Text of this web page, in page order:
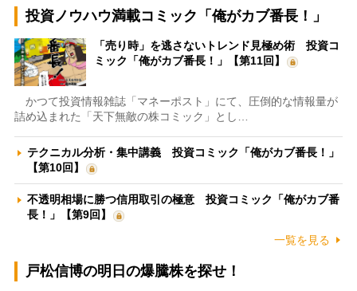
投資ノウハウ満載コミック「俺がカブ番長！」
「売り時」を逃さないトレンド見極め術 投資コ
ミック「俺がカブ番長！」【第11回】
かつて投資情報雑誌「マネーポスト」にて、圧倒的な情報量が
詰め込まれた「天下無敵の株コミック」とし…
テクニカル分析・集中講義 投資コミック「俺がカブ番長！」
【第10回】
不透明相場に勝つ信用取引の極意 投資コミック「俺がカブ番
長！」【第9回】
一覧を見る
戸松信博の明日の爆騰株を探せ！